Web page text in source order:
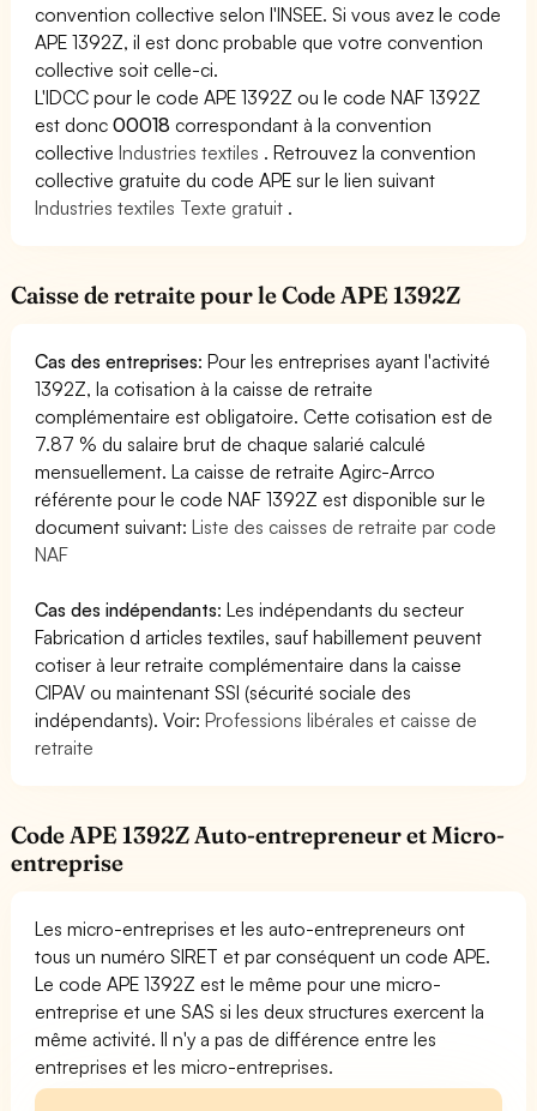
convention collective selon l'INSEE. Si vous avez le code
APE 1392Z, il est donc probable que votre convention
collective soit celle-ci.
L'IDCC pour le code APE 1392Z ou le code NAF 1392Z
est donc00018 correspondant à la convention
collectiveIndustries textiles . Retrouvez la convention
collective gratuite du code APE sur le lien suivant
Industries textiles Texte gratuit .
Caisse de retraite pour le Code APE 1392Z
Cas des entreprises: Pour les entreprises ayant l'activité
1392Z, la cotisation à la caisse de retraite
complémentaire est obligatoire. Cette cotisation est de
7.87 % du salaire brut de chaque salarié calculé
mensuellement. La caisse de retraite Agirc-Arrco
référente pour le code NAF 1392Z est disponible sur le
document suivant:Liste des caisses de retraite par code
NAF
Cas des indépendants: Les indépendants du secteur
Fabrication d articles textiles, sauf habillement peuvent
cotiser à leur retraite complémentaire dans la caisse
CIPAV ou maintenant SSI (sécurité sociale des
indépendants). Voir:Professions libérales et caisse de
retraite
Code APE 1392Z Auto-entrepreneur et Micro-
entreprise
Les micro-entreprises et les auto-entrepreneurs ont
tous un numéro SIRET et par conséquent un code APE.
Le code APE 1392Z est le même pour une micro-
entreprise et une SAS si les deux structures exercent la
même activité. Il n'y a pas de différence entre les
entreprises et les micro-entreprises.